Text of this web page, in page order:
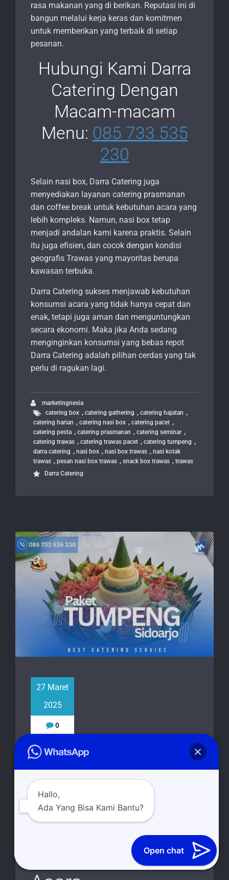
rasa makanan yang di berikan. Reputasi ini di
bangun melalui kerja keras dan komitmen
untuk memberikan yang terbaik di setiap
pesanan.
Hubungi Kami Darra
Catering Dengan
Macam-macam
Menu: 085 733 535
230
Selain nasi box, Darra Catering juga
menyediakan layanan catering prasmanan
dan coffee break untuk kebutuhan acara yang
lebih kompleks. Namun, nasi box tetap
menjadi andalan kami karena praktis. Selain
itu juga efisien, dan cocok dengan kondisi
geografis Trawas yang mayoritas berupa
kawasan terbuka.
Darra Catering sukses menjawab kebutuhan
konsumsi acara yang tidak hanya cepat dan
enak, tetapi juga aman dan menguntungkan
secara ekonomi. Maka jika Anda sedang
menginginkan konsumsi yang bebas repot
Darra Catering adalah pilihan cerdas yang tak
perlu di ragukan lagi.
marketingnesia
catering box , catering gathering , catering hajatan ,
catering harian , catering nasi box , catering pacet ,
catering pesta , catering prasmanan , catering seminar ,
catering trawas , catering trawas pacet , catering tumpeng ,
darra catering , nasi box , nasi box trawas , nasi kotak
trawas , pesan nasi box trawas , snack box trawas , trawas
Darra Catering
27 Maret
2025
0
Tumpeng Sidoarjo
Dengan Sajian
Istimewa dari
Darra Catering
untuk Berbagai
Hallo,
Ada Yang Bisa Kami Bantu?
Open chat